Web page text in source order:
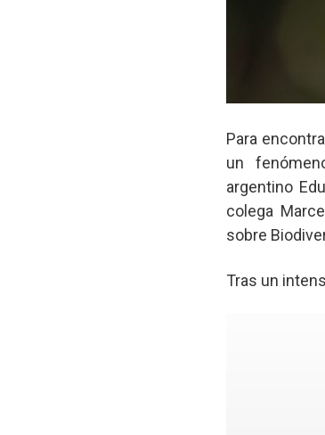
Para
un
argentino
colega
sobre
Tras un